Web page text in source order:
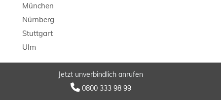
Jetzt unverbindlich anrufen
0800 333 98 99
München
Nürnberg
Stuttgart
Ulm
© 2026 LB Detektei